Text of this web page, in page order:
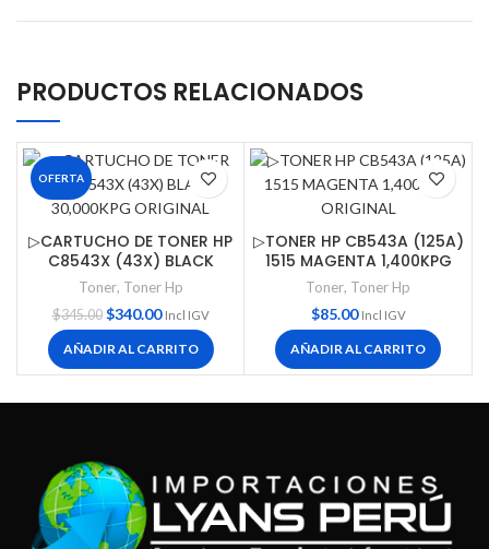
PRODUCTOS RELACIONADOS
OFERTA
▷CARTUCHO DE TONER HP
C8543X (43X) BLACK
30,000KPG ORIGINAL
Toner, Toner Hp
$345.00 $340.00 Incl IGV
AÑADIR AL CARRITO
▷TONER HP CB543A (125A)
1515 MAGENTA 1,400KPG
ORIGINAL
Toner, Toner Hp
$85.00 Incl IGV
AÑADIR AL CARRITO